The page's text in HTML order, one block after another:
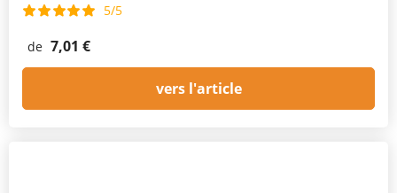
5/5
de 7,01 €
vers l'article